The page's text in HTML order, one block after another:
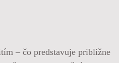
– čo predstavuje približne